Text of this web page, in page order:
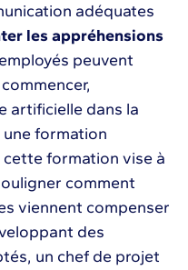
adéquates
les appréhensions
peuvent
artificielle dans la
formation
formation vise à
comment
viennent compenser
des
un chef de projet